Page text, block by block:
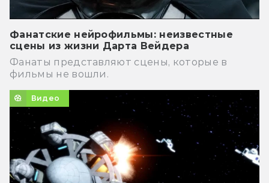
Фанатские нейрофильмы: неизвестные
сцены из жизни Дарта Вейдера
Фанаты представляют сцены, которые в
фильмы не вошли.
Видео